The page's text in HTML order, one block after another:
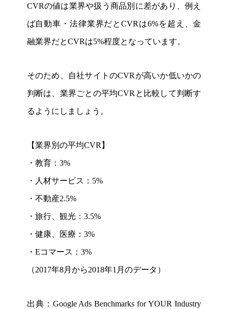
CVRの値は業界や扱う商品別に差があり、例え
ば自動車・法律業界だとCVRは6%を超え、金
融業界だとCVRは5%程度となっています。
そのため、自社サイトのCVRが高いか低いかの
判断は、業界ごとの平均CVRと比較して判断す
るようにしましょう。
【業界別の平均CVR】
・教育：3%
・人材サービス：5%
・不動産2.5%
・旅行、観光：3.5%
・健康、医療：3%
・Eコマース：3%
（2017年8月から2018年1月のデータ）
出典：Google Ads Benchmarks for YOUR Industry